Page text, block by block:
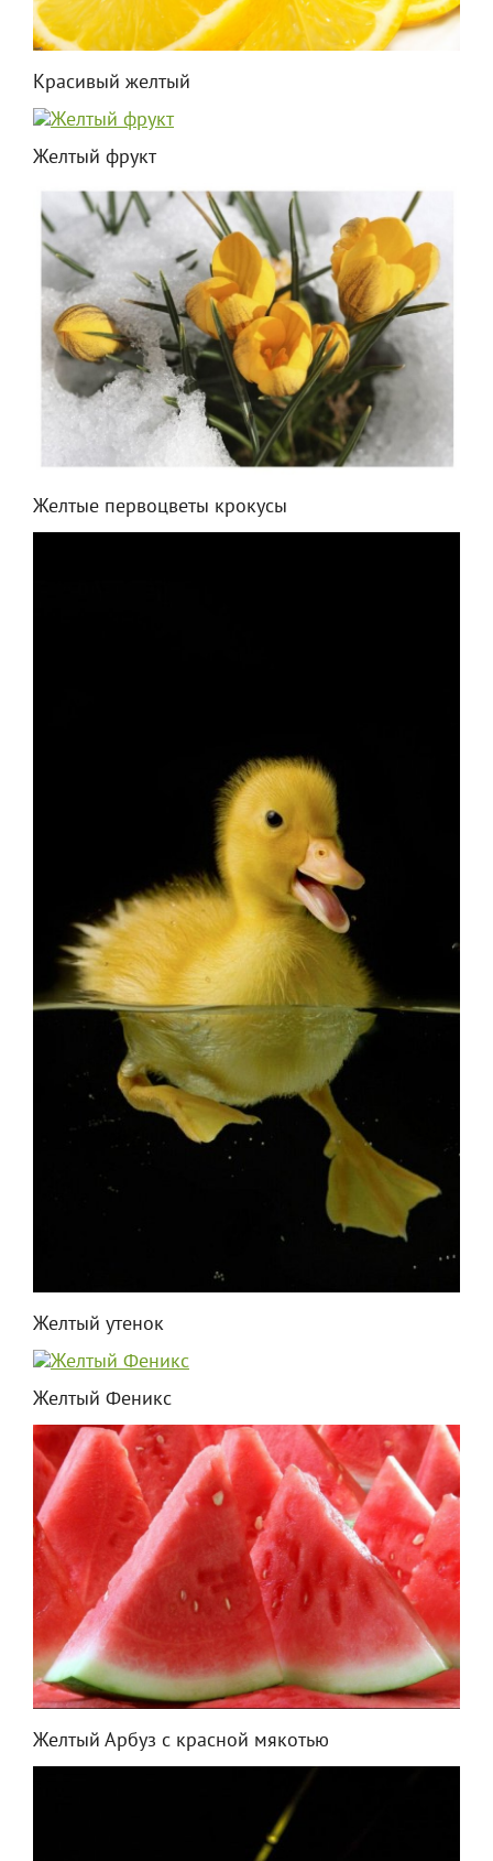
Красивый желтый
Желтый фрукт
Желтые первоцветы крокусы
Желтый утенок
Желтый Феникс
Желтый Арбуз с красной мякотью